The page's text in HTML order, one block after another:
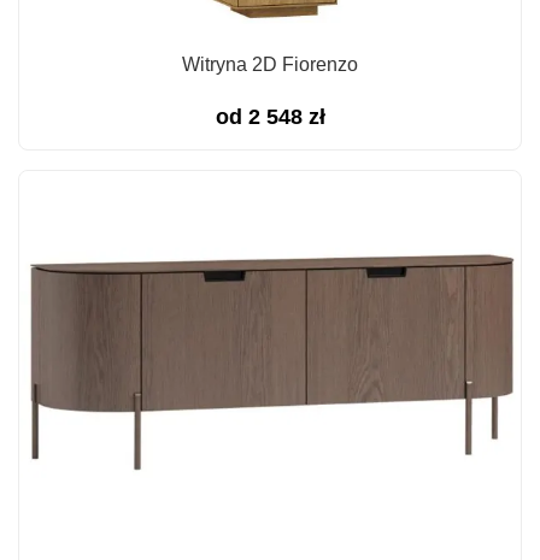
Witryna 2D Fiorenzo
od 2 548 zł